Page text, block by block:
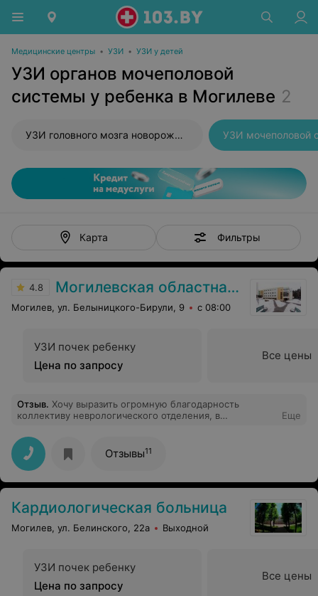
Медицинские центры • УЗИ • УЗИ у детей
УЗИ органов мочеполовой
системы у ребенка в Могилеве 2
УЗИ головного мозга новорожденного УЗИ мочеполовой
Карта Фильтры
4.8 Могилевская областная детская больница
Могилев, ул. Белыницкого-Бирули, 9 с 08:00
УЗИ почек ребенку
Цена по запросу
Все цены
Отзыв. Хочу выразить огромную благодарность
коллективу неврологического отделения, в
Владе Витальевна, логопеду Светлане Петровна.
Неоднократно ложилась на госпитализацию с
ребенком в отделение. В отделении очень комфортные
условия, специалисты на своём месте. Спасибо им
большое!!!!!!
Еще
Отзывы11
Кардиологическая больница
Могилев, ул. Белинского, 22а Выходной
УЗИ почек ребенку
Цена по запросу
Все цены